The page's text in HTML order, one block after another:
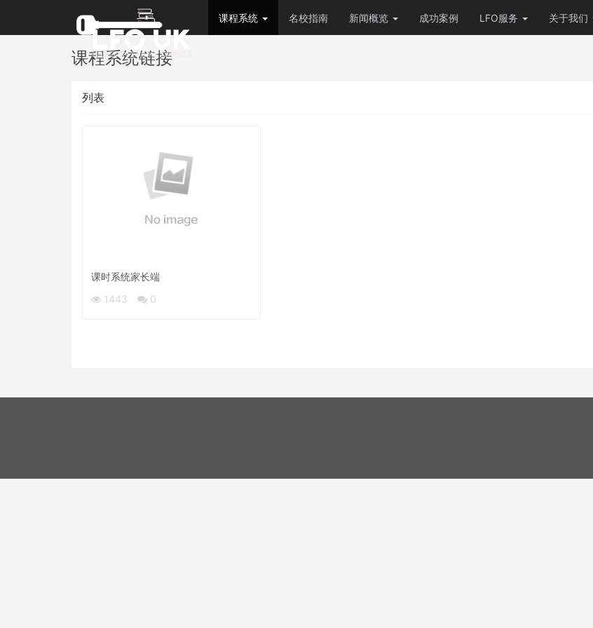
课程系统 名校指南 新闻概览 成功案例 LFO服务 关于我们
课程系统链接
列表
课时系统家长端
1443
0